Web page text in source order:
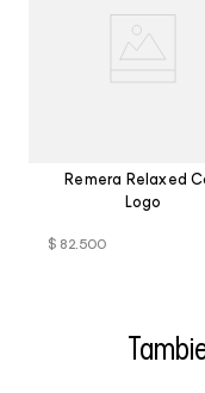
Remera Relaxed
Logo
$ 82.500